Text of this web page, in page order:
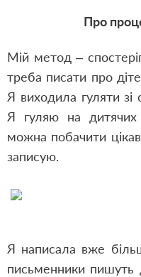
Про
Мій метод –
треба писати про
Я виходила гуляти зі
Я гуляю на
можна побачити
записую.
Я написала вже
письменники пишуть